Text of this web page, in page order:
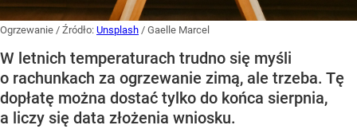
Ogrzewanie / Źródło: Unsplash / Gaelle Marcel
W letnich temperaturach trudno się myśli
o rachunkach za ogrzewanie zimą, ale trzeba. Tę
dopłatę można dostać tylko do końca sierpnia,
a liczy się data złożenia wniosku.